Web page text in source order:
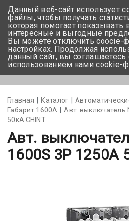
Главная Каталог
Габарит 1600А
Авт. выключатель
50кА CHINT
Авт.
1600S 3Р 1250А
Данный веб-сайт использует
файлы, чтобы получать
которая помогает показывать
интересные и выгодные
Вы можете отключить coocie-
настройках. Продолжая
данный сайт, вы соглашаетесь
использованием нами cookie-